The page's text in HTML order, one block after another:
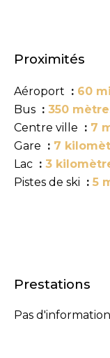
Proximités
Aéroport
60
Bus
350
Centre ville
7
Gare
7
Lac
3
Pistes de ski
5
Prestations
Pas